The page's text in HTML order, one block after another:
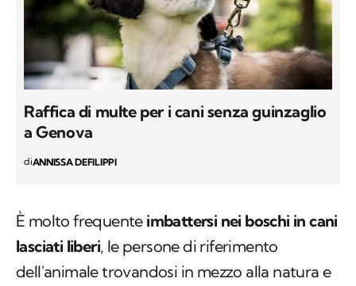
Raffica di multe per i cani senza guinzaglio
a Genova
diANNISSA DEFILIPPI
È molto frequente imbattersi nei boschi in cani
lasciati liberi, le persone di riferimento
dell'animale trovandosi in mezzo alla natura e